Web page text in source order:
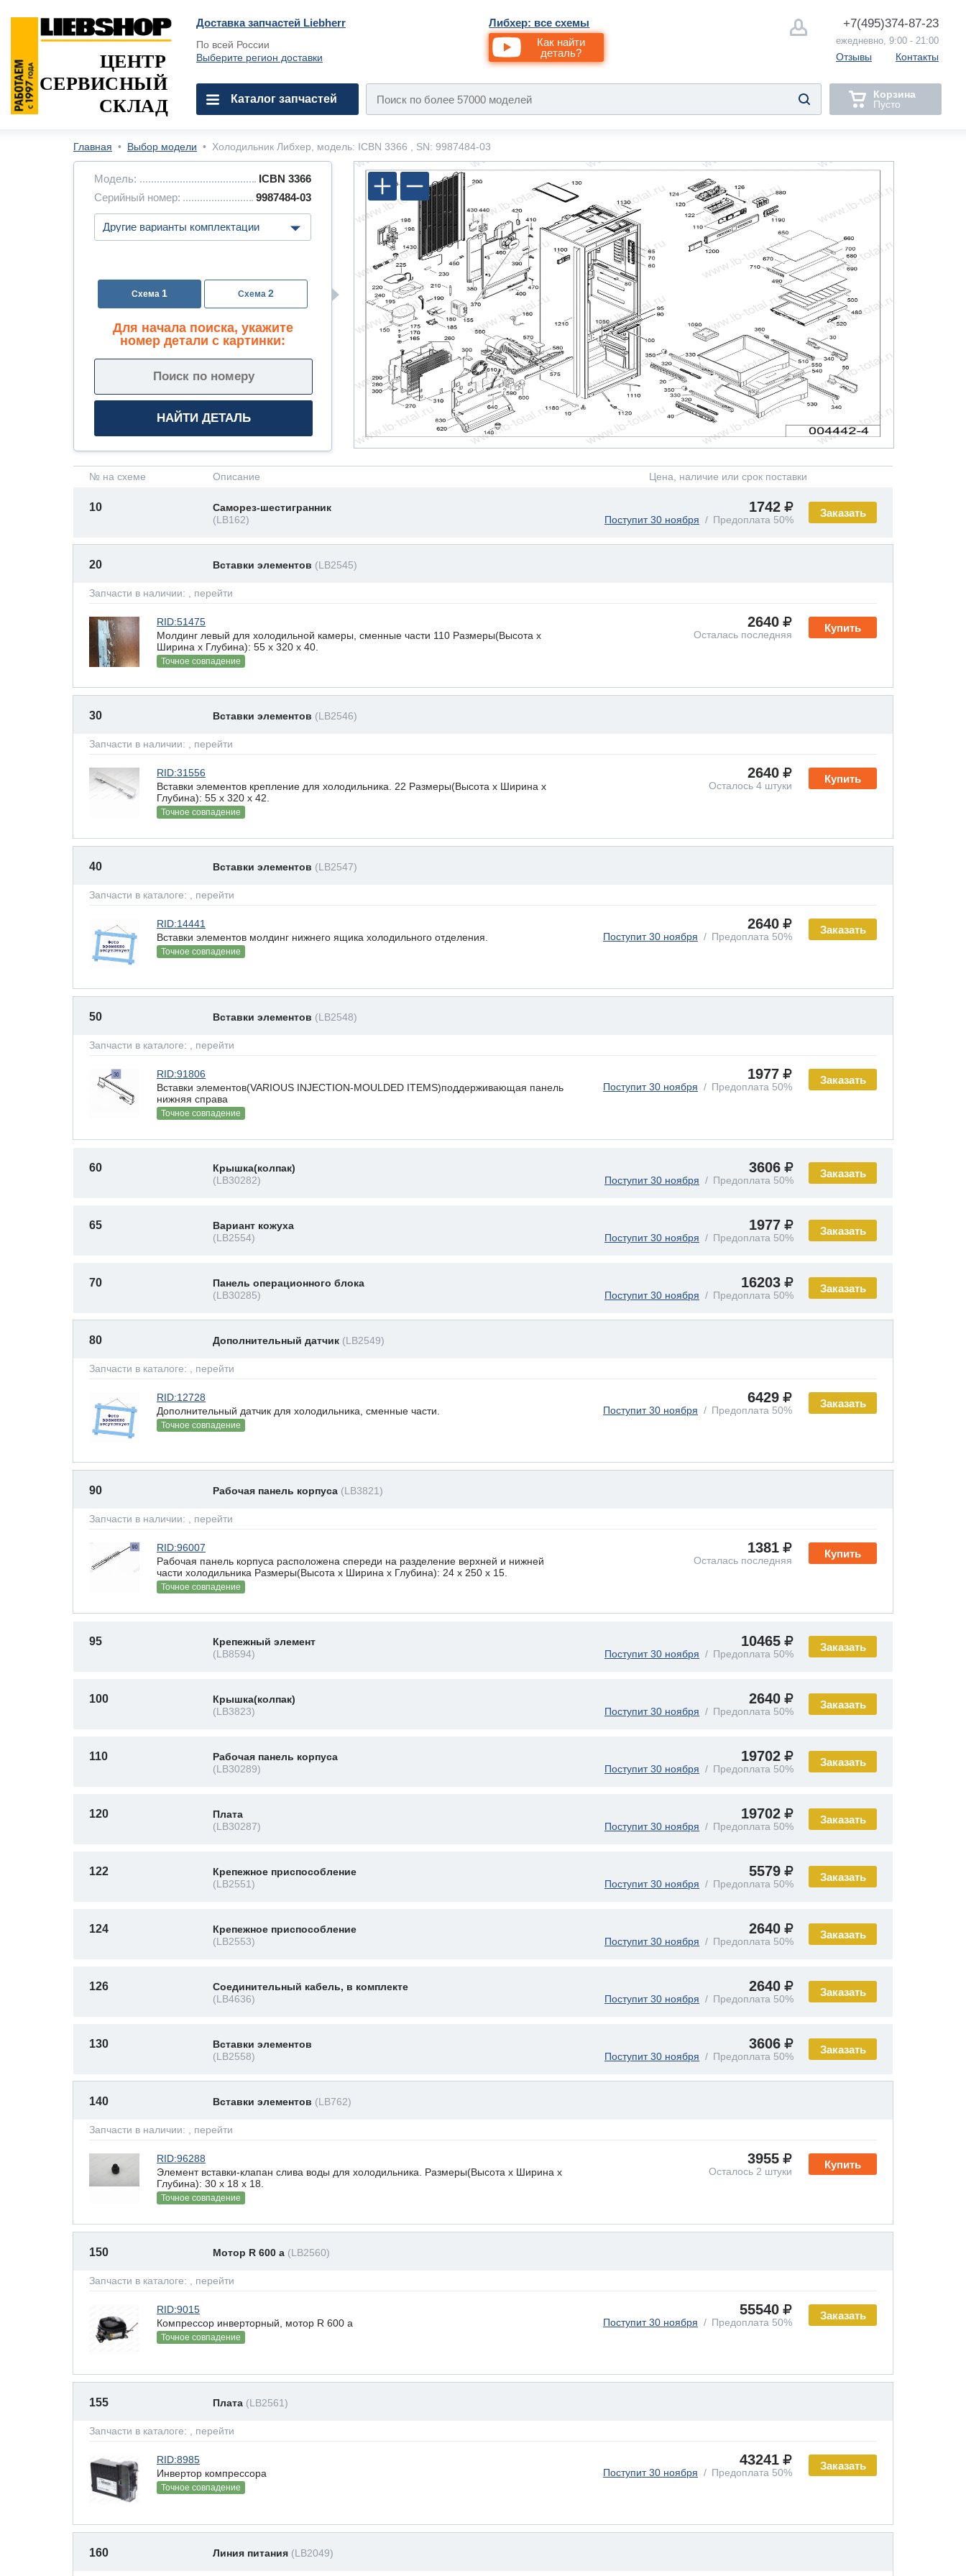
Доставка запчастей Liebherr
По всей России
Выберите регион доставки
Либхер: все схемы
Как найти
деталь?
+7(495)374-87-23
ежедневно, 9:00 - 21:00
Отзывы Контакты
ЦЕНТР
СЕРВИСНЫЙ
СКЛАД
Каталог запчастей
Корзина
Пусто
Главная • Выбор модели • Холодильник Либхер, модель: ICBN 3366 , SN: 9987484-03
Модель:
ICBN 3366
Серийный номер:
9987484-03
1 2
Для начала поиска, укажите
номер детали с картинки:
№ на схеме Описание Цена, наличие или срок поставки
Заказать
10
Саморез-шестигранник
(LB162)
1742
Поступит 30 ноября Предоплата 50%
20 Вставки элементов (LB2545)
Запчасти в наличии: , перейти
Купить
RID:51475
Молдинг левый для холодильной камеры, сменные части 110 Размеры(Высота х
Ширина х Глубина): 55 x 320 х 40.
Точное совпадение
2640
Осталась последняя
30 Вставки элементов (LB2546)
Запчасти в наличии: , перейти
Купить
RID:31556
Вставки элементов крепление для холодильника. 22 Размеры(Высота х Ширина х
Глубина): 55 x 320 х 42.
Точное совпадение
2640
Осталось 4 штуки
40 Вставки элементов (LB2547)
Запчасти в каталоге: , перейти
Заказать
RID:14441
Вставки элементов молдинг нижнего ящика холодильного отделения.
Точное совпадение
2640
Поступит 30 ноября Предоплата 50%
50 Вставки элементов (LB2548)
Запчасти в каталоге: , перейти
Заказать
RID:91806
Вставки элементов(VARIOUS INJECTION-MOULDED ITEMS)поддерживающая панель
нижняя справа
Точное совпадение
1977
Поступит 30 ноября Предоплата 50%
Заказать
60
Крышка(колпак)
(LB30282)
3606
Поступит 30 ноября Предоплата 50%
Заказать
65
Вариант кожуха
(LB2554)
1977
Поступит 30 ноября Предоплата 50%
Заказать
70
Панель операционного блока
(LB30285)
16203
Поступит 30 ноября Предоплата 50%
80 Дополнительный датчик (LB2549)
Запчасти в каталоге: , перейти
Заказать
RID:12728
Дополнительный датчик для холодильника, сменные части.
Точное совпадение
6429
Поступит 30 ноября Предоплата 50%
90 Рабочая панель корпуса (LB3821)
Запчасти в наличии: , перейти
Купить
RID:96007
Рабочая панель корпуса расположена спереди на разделение верхней и нижней
части холодильника Размеры(Высота х Ширина х Глубина): 24 x 250 х 15.
Точное совпадение
1381
Осталась последняя
Заказать
95
Крепежный элемент
(LB8594)
10465
Поступит 30 ноября Предоплата 50%
Заказать
100
Крышка(колпак)
(LB3823)
2640
Поступит 30 ноября Предоплата 50%
Заказать
110
Рабочая панель корпуса
(LB30289)
19702
Поступит 30 ноября Предоплата 50%
Заказать
120
Плата
(LB30287)
19702
Поступит 30 ноября Предоплата 50%
Заказать
122
Крепежное приспособление
(LB2551)
5579
Поступит 30 ноября Предоплата 50%
Заказать
124
Крепежное приспособление
(LB2553)
2640
Поступит 30 ноября Предоплата 50%
Заказать
126
Соединительный кабель, в комплекте
(LB4636)
2640
Поступит 30 ноября Предоплата 50%
Заказать
130
Вставки элементов
(LB2558)
3606
Поступит 30 ноября Предоплата 50%
140 Вставки элементов (LB762)
Запчасти в наличии: , перейти
Купить
RID:96288
Элемент вставки-клапан слива воды для холодильника. Размеры(Высота х Ширина х
Глубина): 30 x 18 х 18.
Точное совпадение
3955
Осталось 2 штуки
150 Мотор R 600 a (LB2560)
Запчасти в каталоге: , перейти
Заказать
RID:9015
Компрессор инверторный, мотор R 600 a
Точное совпадение
55540
Поступит 30 ноября Предоплата 50%
155 Плата (LB2561)
Запчасти в каталоге: , перейти
Заказать
RID:8985
Инвертор компрессора
Точное совпадение
43241
Поступит 30 ноября Предоплата 50%
160 Линия питания (LB2049)